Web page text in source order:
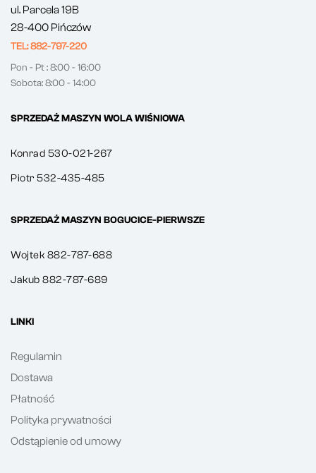
ul. Parcela 19B
28-400 Pińczów
TEL: 882-797-220
Pon - Pt : 8:00 - 16:00
Sobota: 8:00 - 14:00
SPRZEDAŻ MASZYN WOLA WIŚNIOWA
Konrad 530-021-267
Piotr 532-435-485
SPRZEDAŻ MASZYN BOGUCICE-PIERWSZE
Wojtek 882-787-688
Jakub 882-787-689
LINKI
Regulamin
Dostawa
Płatność
Polityka prywatności
Odstąpienie od umowy